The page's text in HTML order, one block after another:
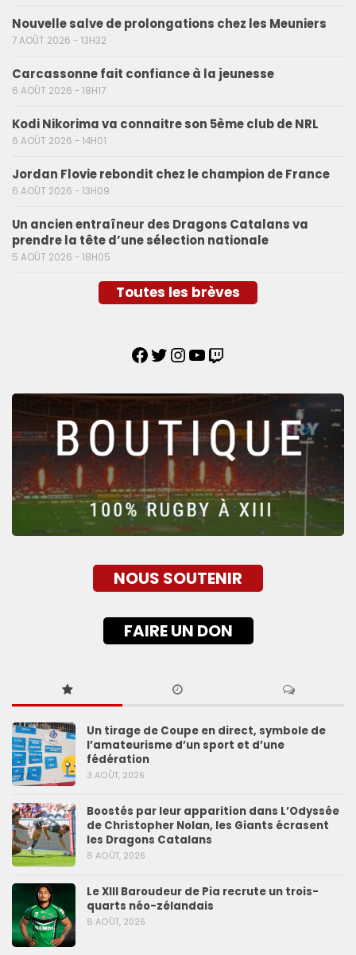
Nouvelle salve de prolongations chez les Meuniers
7 AOÛT 2026 - 13H32
Carcassonne fait confiance à la jeunesse
6 AOÛT 2026 - 18H17
Kodi Nikorima va connaitre son 5ème club de NRL
6 AOÛT 2026 - 14H01
Jordan Flovie rebondit chez le champion de France
6 AOÛT 2026 - 13H09
Un ancien entraîneur des Dragons Catalans va
prendre la tête d’une sélection nationale
5 AOÛT 2026 - 18H05
Toutes les brèves
NOUS SOUTENIR
FAIRE UN DON
Un tirage de Coupe en direct, symbole de
l’amateurisme d’un sport et d’une
fédération
3 AOÛT, 2026
Boostés par leur apparition dans L’Odyssée
de Christopher Nolan, les Giants écrasent
les Dragons Catalans
8 AOÛT, 2026
Le XIII Baroudeur de Pia recrute un trois-
quarts néo-zélandais
8 AOÛT, 2026